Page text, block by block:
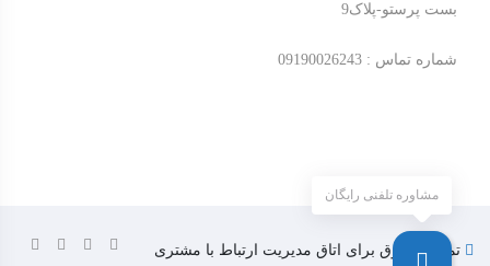
بست پرستو-پلاک9
شماره تماس : 09190026243
تمامی حقوق برای اتاق مدیریت ارتباط با مشتری
مشاوره تلفنی رایگان